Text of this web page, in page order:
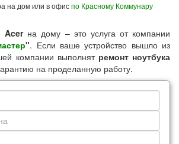
на дом или в офиспо Красному Коммунару
Acerна дому – это услуга от компании
". Если ваше устройство вышло из
компании выполнят ремонт ноутбука
на проделанную работу.